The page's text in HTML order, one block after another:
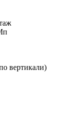
вертикали)